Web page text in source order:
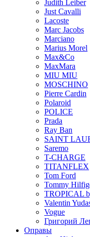
Judith Leiber
Just Cavalli
Lacoste
Marc Jacobs
Marciano
Marius Morel
Max&Co
MaxMara
MIU MIU
MOSCHINO
Pierre Cardin
Polaroid
POLICE
Prada
Ray Ban
SAINT
Saremo
T-CHARGE
TITANFLEX
Tom Ford
Tommy
TROPICAL
Valentin
Vogue
Григорий
Оправы